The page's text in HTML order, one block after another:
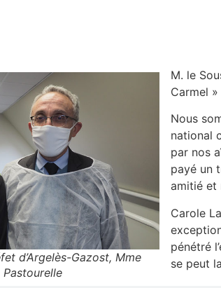
d’Argelès-Gazost, Mme
M. le
Carmel
Nous
national
par nos
payé un
amitié et
Carole
pénétré
se peut